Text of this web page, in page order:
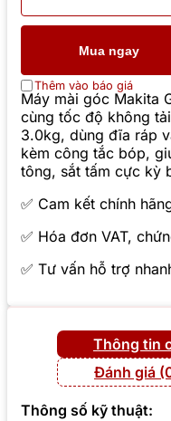
Mua ngay
Thêm vào báo giá
Máy mài góc Makita
cùng tốc độ không
3.0kg, dùng đĩa ráp
kèm công tắc bóp,
tông, sắt tấm cực kỳ
✅ Cam kết chính
✅ Hóa đơn VAT,
✅ Tư vấn hỗ trợ
Thông tin
Đánh giá
Thông số kỹ thuật: